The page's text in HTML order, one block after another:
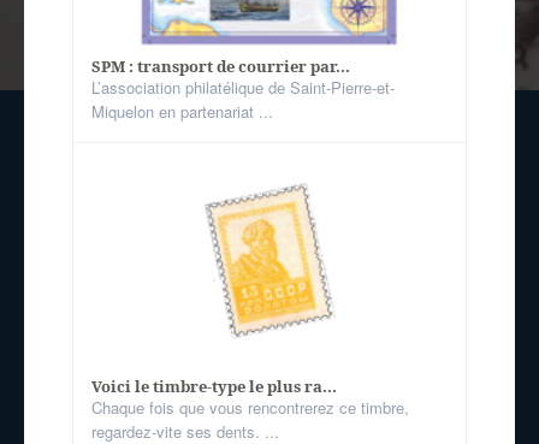
SPM : transport de courrier par...
L’association philatélique de Saint-Pierre-et-
Miquelon en partenariat ...
Voici le timbre-type le plus ra...
Chaque fois que vous rencontrerez ce timbre,
regardez-vite ses dents. ...